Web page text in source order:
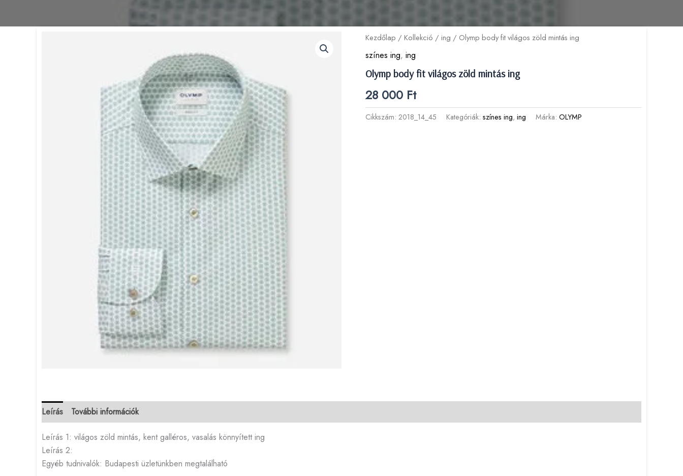
Kezdőlap /Kollekció /ing / Olymp body fit világos zöld mintás ing
színes ing,ing
Olymp body fit világos zöld mintás ing
28 000 Ft
Cikkszám:2018_14_45 Kategóriák:színes ing,ing Márka:OLYMP
Leírás További információk
Leírás 1: világos zöld mintás, kent galléros, vasalás könnyített ing
Leírás 2:
Egyéb tudnivalók: Budapesti üzletünkben megtalálható